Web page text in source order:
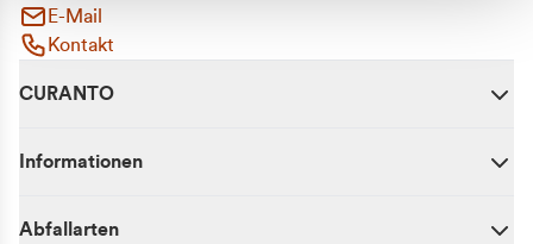
E-Mail
Kontakt
CURANTO
Informationen
Abfallarten